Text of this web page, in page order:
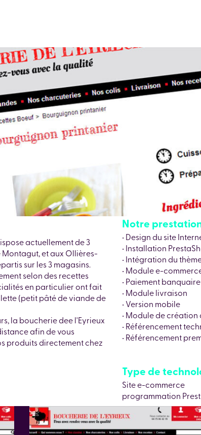
actuellement de 3
Montagut, et aux Ollières-
sur les 3 magasins.
selon des recettes
en particulier ont fait
(petit pâté de viande de
la boucherie dee l'Eyrieux
afin de vous
produits directement chez
Notre
• Design du site
• Installation
• Intégration du
• Module e-
• Paiement
• Module livraison
• Version mobile
• Module de
• Référencement
• Référencement
Type de
Site e-commerce
programmation